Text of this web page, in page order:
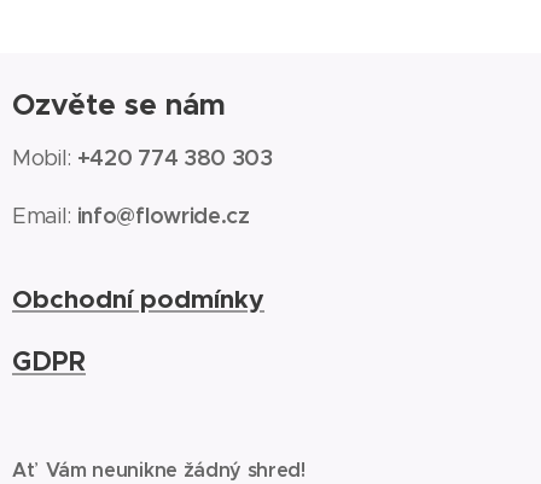
Ozvěte se nám
Mobil: +420 774 380 303
Email: info@flowride.cz
Obchodní podmínky
GDPR
Ať Vám neunikne žádný shred!